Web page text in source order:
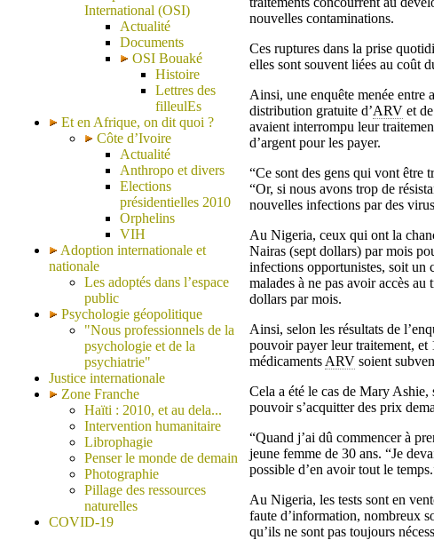
International (OSI)
Actualité
Documents
OSI Bouaké
Histoire
Lettres des
filleulEs
Et en Afrique, on dit quoi ?
Côte d’Ivoire
Actualité
Anthropo et divers
Elections
présidentielles 2010
Orphelins
VIH
Adoption internationale et
nationale
Les adoptés dans l’espace
public
Psychologie géopolitique
"Nous professionnels de la
psychologie et de la
psychiatrie"
Justice internationale
Zone Franche
Haïti : 2010, et au dela...
Intervention humanitaire
Librophagie
Penser le monde de demain
Photographie
Pillage des ressources
naturelles
COVID-19
nouvelles contaminations.
Ces ruptures dans la prise
elles sont souvent liées au coût
Ainsi, une enquête menée entre
distribution gratuite d’ARV et
avaient interrompu leur
d’argent pour les payer.
“Ce sont des gens qui vont être
“Or, si nous avons trop de
nouvelles infections par des
Au Nigeria, ceux qui ont la
Nairas (sept dollars) par mois
infections opportunistes, soit un
malades à ne pas avoir accès
dollars par mois.
Ainsi, selon les résultats de
pouvoir payer leur traitement, et
médicaments ARV soient
Cela a été le cas de Mary Ashie,
pouvoir s’acquitter des prix
“Quand j’ai dû commencer à
jeune femme de 30 ans. “Je
possible d’en avoir tout le
Au Nigeria, les tests sont en
faute d’information, nombreux
qu’ils ne sont pas toujours